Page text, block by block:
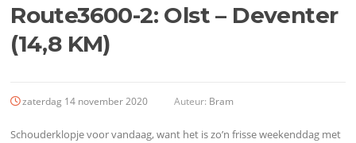
Route3600-2: Olst – Deventer
(14,8 KM)
zaterdag 14 november 2020 Auteur: Bram
Schouderklopje voor vandaag, want het is zo’n frisse weekenddag met